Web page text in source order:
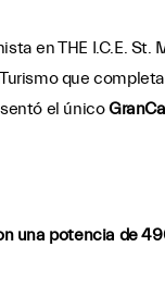
en THE I.C.E.
que
el único
una potencia de